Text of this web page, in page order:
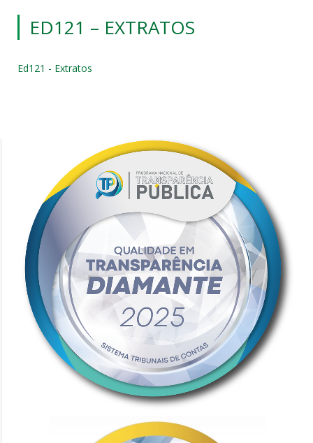
ED121 – EXTRATOS
Ed121 - Extratos